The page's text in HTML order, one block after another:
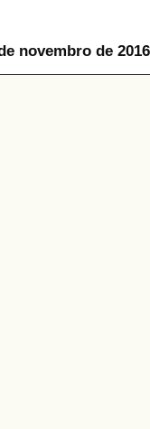
novembro de